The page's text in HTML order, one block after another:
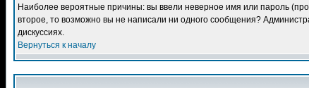
Наиболее вероятные причины: вы ввели неверное имя или пароль
второе, то возможно вы не написали ни одного сообщения?
дискуссиях.
Вернуться к началу